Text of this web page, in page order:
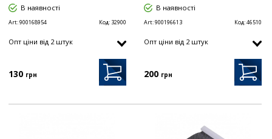
В наявності
Art:900168954 Код: 32900
Опт цiни від 2 штук
130 грн
В наявності
Art:900196613 Код:46510
Опт цiни від 2 штук
200 грн